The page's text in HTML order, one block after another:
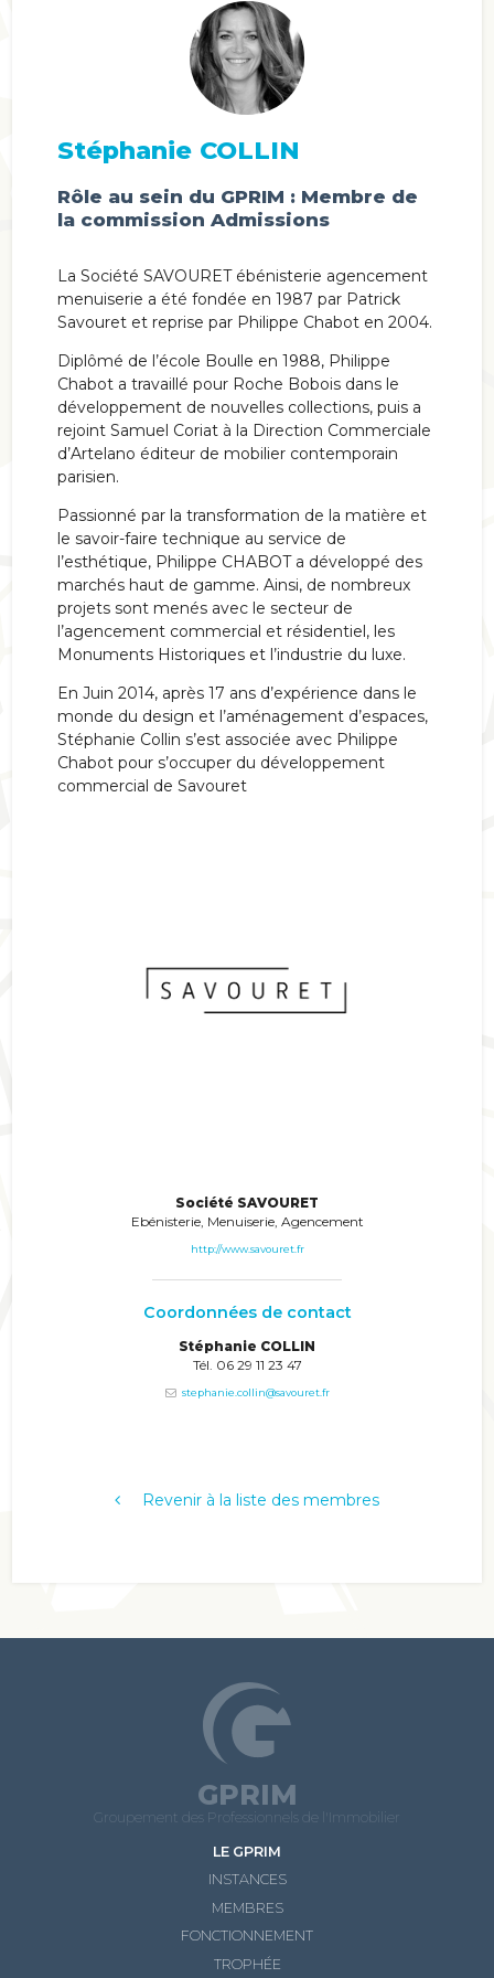
Stéphanie COLLIN
Rôle au sein du GPRIM : Membre de
la commission Admissions
La Société SAVOURET ébénisterie agencement
menuiserie a été fondée en 1987 par Patrick
Savouret et reprise par Philippe Chabot en 2004.
Diplômé de l’école Boulle en 1988, Philippe
Chabot a travaillé pour Roche Bobois dans le
développement de nouvelles collections, puis a
rejoint Samuel Coriat à la Direction Commerciale
d’Artelano éditeur de mobilier contemporain
parisien.
Passionné par la transformation de la matière et
le savoir-faire technique au service de
l’esthétique, Philippe CHABOT a développé des
marchés haut de gamme. Ainsi, de nombreux
projets sont menés avec le secteur de
l’agencement commercial et résidentiel, les
Monuments Historiques et l’industrie du luxe.
En Juin 2014, après 17 ans d’expérience dans le
monde du design et l’aménagement d’espaces,
Stéphanie Collin s’est associée avec Philippe
Chabot pour s’occuper du développement
commercial de Savouret
Société SAVOURET
Ebénisterie, Menuiserie, Agencement
http://www.savouret.fr
Coordonnées de contact
Stéphanie COLLIN
Tél. 06 29 11 23 47
stephanie.collin@savouret.fr
Revenir à la liste des membres
GPRIM
Groupement des Professionnels de l'Immobilier
LE GPRIM
INSTANCES
MEMBRES
FONCTIONNEMENT
TROPHÉE